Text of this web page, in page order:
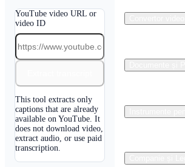
YouTube video URL or
video ID
This tool extracts only
captions that are already
available on YouTube. It
does not download video,
extract audio, or use paid
transcription.